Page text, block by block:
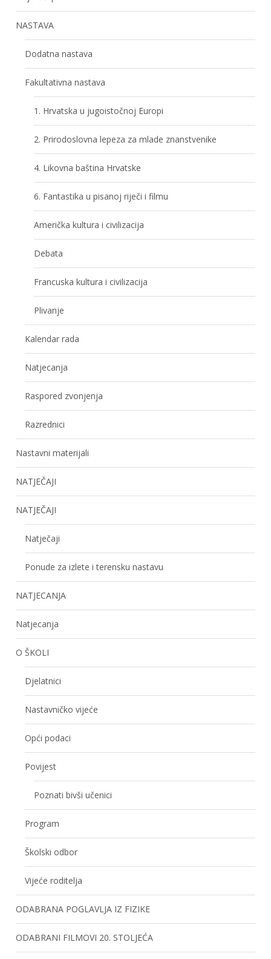
NASTAVA
Dodatna nastava
Fakultativna nastava
1. Hrvatska u jugoistočnoj Europi
2. Prirodoslovna lepeza za mlade znanstvenike
4. Likovna baština Hrvatske
6. Fantastika u pisanoj riječi i filmu
Američka kultura i civilizacija
Debata
Francuska kultura i civilizacija
Plivanje
Kalendar rada
Natjecanja
Raspored zvonjenja
Razrednici
Nastavni materijali
NATJEČAJI
NATJEČAJI
Natječaji
Ponude za izlete i terensku nastavu
NATJECANJA
Natjecanja
O ŠKOLI
Djelatnici
Nastavničko vijeće
Opći podaci
Povijest
Poznati bivši učenici
Program
Školski odbor
Vijeće roditelja
ODABRANA POGLAVLJA IZ FIZIKE
ODABRANI FILMOVI 20. STOLJEĆA